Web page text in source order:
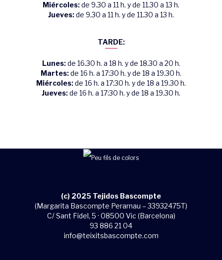
Miércoles:de 9.30 a 11 h. y de 11.30 a 13 h.
Jueves:de 9.30 a 11 h. y de 11.30 a 13 h.
TARDE:
Lunes:de 16.30 h. a 18 h. y de 18.30 a 20 h.
Martes:de 16 h. a 17:30 h. y de 18 a 19.30 h.
Miércoles:de 16 h. a 17:30 h. y de 18 a 19.30 h.
Jueves:de 16 h. a 17:30 h. y de 18 a 19.30 h.
(c) 2025 Tejidos Bascompte
(Margarita Bascompte Perarnau – 33932475T)
C/ Sant Fidel, 5 · 08500 Vic (Barcelona)
93 886 21 04
info@teixitsbascompte.com